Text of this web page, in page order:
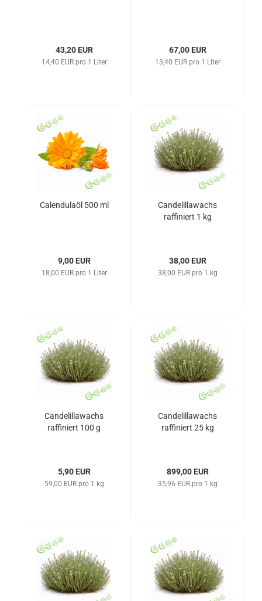
43,20 EUR
14,40 EUR pro 1 Liter
67,00 EUR
13,40 EUR pro 1 Liter
Calendulaöl 500 ml
9,00 EUR
18,00 EUR pro 1 Liter
Candelillawachs
raffiniert 1 kg
38,00 EUR
38,00 EUR pro 1 kg
Candelillawachs
raffiniert 100 g
5,90 EUR
59,00 EUR pro 1 kg
Candelillawachs
raffiniert 25 kg
899,00 EUR
35,96 EUR pro 1 kg